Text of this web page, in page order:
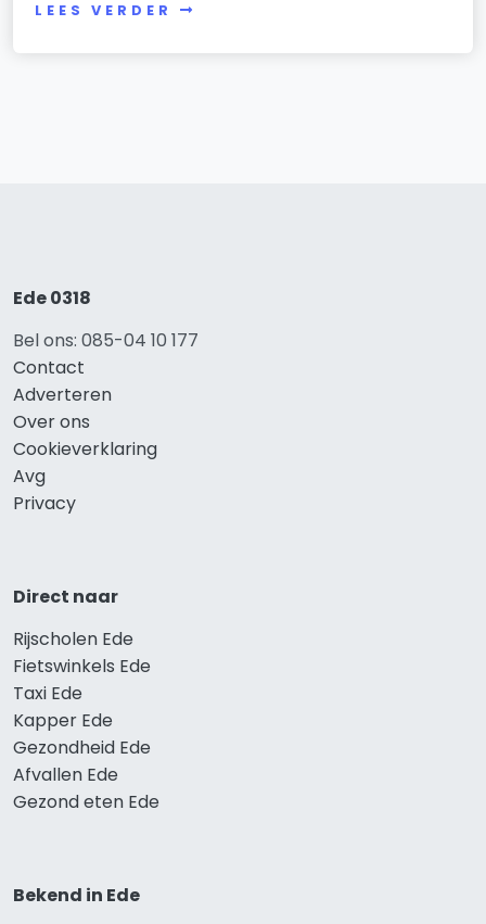
LEES VERDER
Ede 0318
Bel ons: 085-04 10 177
Contact
Adverteren
Over ons
Cookieverklaring
Avg
Privacy
Direct naar
Rijscholen Ede
Fietswinkels Ede
Taxi Ede
Kapper Ede
Gezondheid Ede
Afvallen Ede
Gezond eten Ede
Bekend in Ede